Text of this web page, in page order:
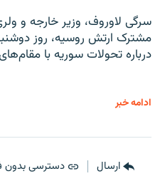
سرگی لاوروف، وزیر خارجه و
مشترک ارتش روسیه، روز
درباره تحولات سوریه با
ادامه خبر
ارسال دسترسی بدون